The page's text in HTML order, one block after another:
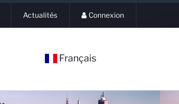
Actualités Connexion
Français